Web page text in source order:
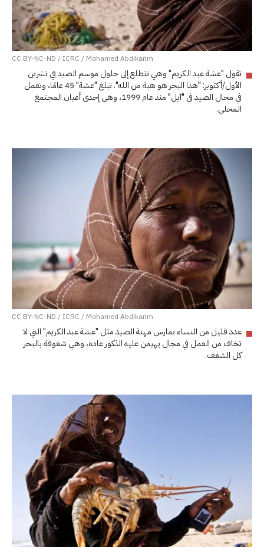
CC BY-NC-ND / ICRC / Mohamed Abdikarim
تقول "عشة عبد الكريم" وهي تتطلع إلى حلول موسم الصيد في تشرين
الأول/أكتوبر: "هذا البحر هو هبة من الله". تبلغ "عشة" 45 عامًا، وتعمل
في مجال الصيد في "آيل" منذ عام 1999، وهي إحدى أعيان المجتمع
المحلي.
CC BY-NC-ND / ICRC / Mohamed Abdikarim
عدد قليل من النساء يمارس مهنة الصيد مثل "عشة عبد الكريم" التي لا
تخاف من العمل في مجال يهيمن عليه الذكور عادة، وهي شغوفة بالبحر
كل الشغف.